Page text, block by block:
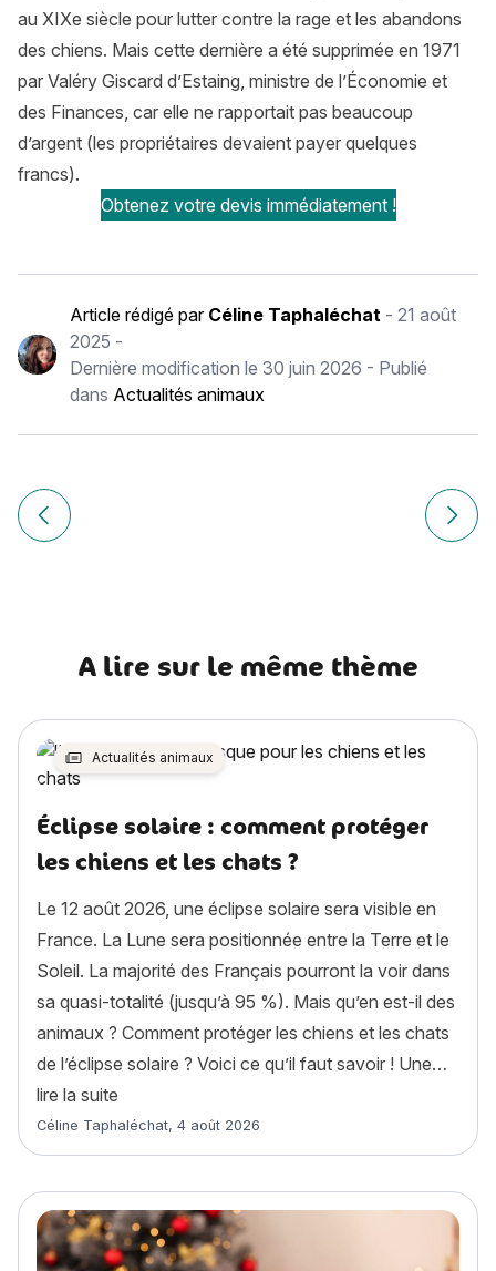
au XIXe siècle pour lutter contre la rage et les abandons
des chiens. Mais cette dernière a été supprimée en 1971
par Valéry Giscard d’Estaing, ministre de l’Économie et
des Finances, car elle ne rapportait pas beaucoup
d’argent (les propriétaires devaient payer quelques
francs).
Obtenez votre devis immédiatement !
Article rédigé par Céline Taphaléchat -21 août
2025 -
Dernière modification le30 juin 2026 - Publié
dans Actualités animaux
Navigation
de
Article précédent Peut-on donner de la pastèque à son
Article
A lire sur le même thème
Actualités animaux
Éclipse solaire : comment protéger
les chiens et les chats ?
Le 12 août 2026, une éclipse solaire sera visible en
France. La Lune sera positionnée entre la Terre et le
Soleil. La majorité des Français pourront la voir dans
sa quasi-totalité (jusqu’à 95 %). Mais qu’en est-il des
animaux ? Comment protéger les chiens et les chats
de l’éclipse solaire ? Voici ce qu’il faut savoir ! Une…
lire la suite
Article rédigé par
Céline Taphaléchat, 4 août 2026